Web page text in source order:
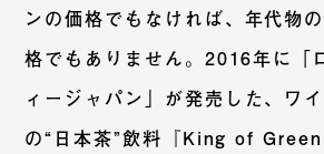
ンの価格でもなければ、年代物
格でもありません。2016年に「
ィージャパン」が発売した、ワ
の“日本茶”飲料『King of